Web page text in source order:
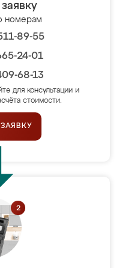
номерам
89-55
24-01
68-13
для консультации и
стоимости.